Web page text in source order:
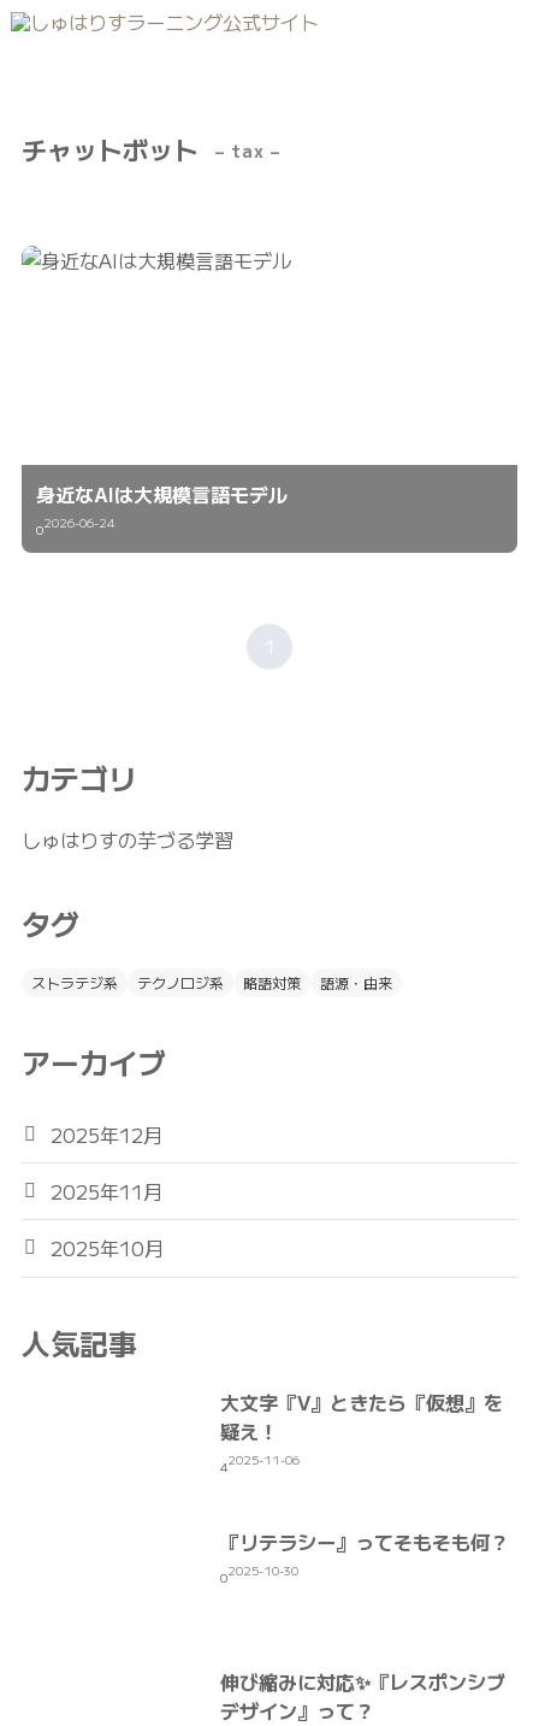
チャットボット – tax –
身近なAIは大規模言語モデル
02026-06-24
1
カテゴリ
しゅはりすの芋づる学習
タグ
ストラテジ系 テクノロジ系 略語対策 語源・由来
アーカイブ
2025年12月
2025年11月
2025年10月
人気記事
大文字『V』ときたら『仮想』を
疑え！
42025-11-06
『リテラシー』ってそもそも何？
02025-10-30
伸び縮みに対応✨『レスポンシブ
デザイン』って？